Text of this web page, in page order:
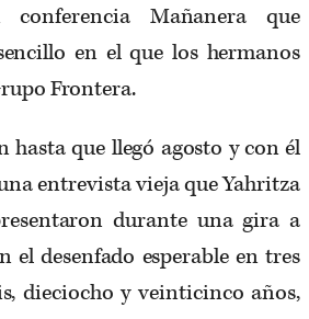
Mañanera que
en el que los hermanos
Frontera.
hasta que llegó agosto y con él
entrevista vieja que Yahritza
durante una gira a
el desenfado esperable en tres
dieciocho y veinticinco años,